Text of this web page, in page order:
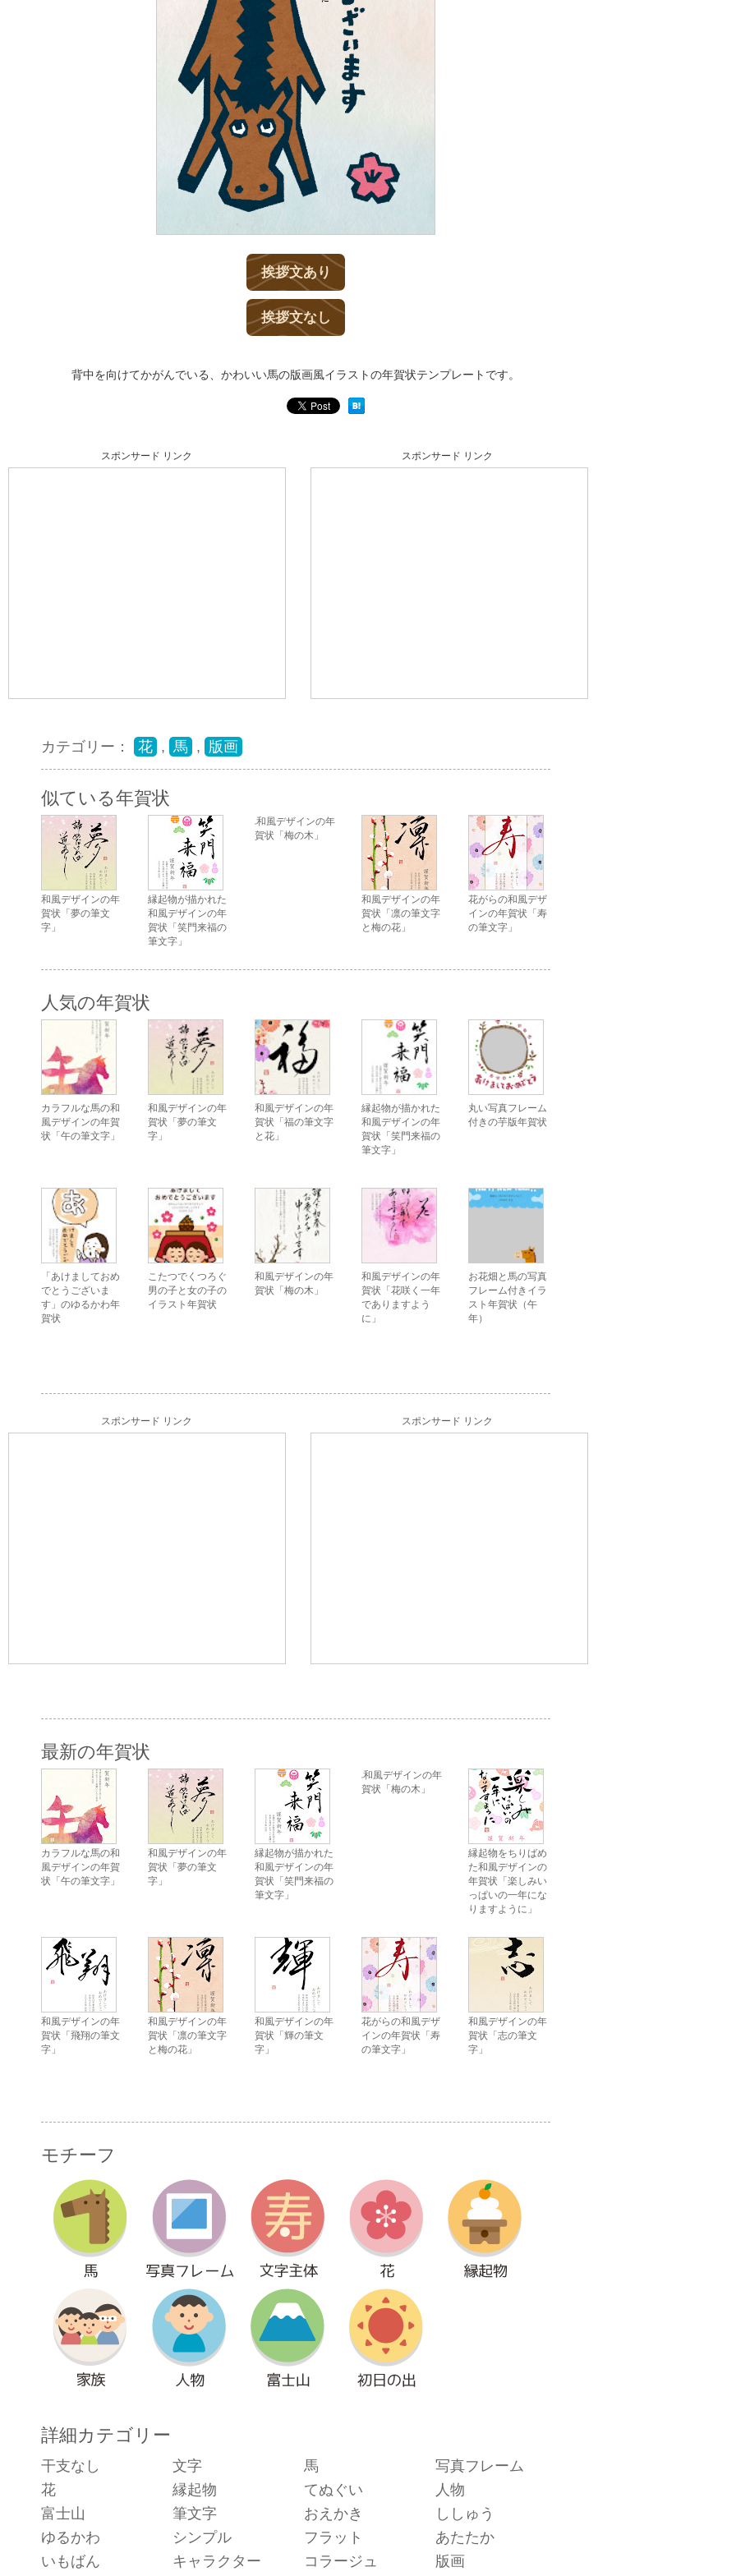
挨拶文あり
挨拶文なし
背中を向けてかがんでいる、かわいい馬の版画風イラストの年賀状テンプレートです。
スポンサード リンク スポンサード リンク
カテゴリー： 花 , 馬 , 版画
似ている年賀状
和風デザインの年
賀状「夢の筆文
字」
縁起物が描かれた
和風デザインの年
賀状「笑門来福の
筆文字」
和風デザインの年
賀状「梅の木」
和風デザインの年
賀状「凛の筆文字
と梅の花」
花がらの和風デザ
インの年賀状「寿
の筆文字」
人気の年賀状
カラフルな馬の和
風デザインの年賀
状「午の筆文字」
和風デザインの年
賀状「夢の筆文
字」
和風デザインの年
賀状「福の筆文字
と花」
縁起物が描かれた
和風デザインの年
賀状「笑門来福の
筆文字」
丸い写真フレーム
付きの芋版年賀状
「あけましておめ
でとうございま
す」のゆるかわ年
賀状
こたつでくつろぐ
男の子と女の子の
イラスト年賀状
和風デザインの年
賀状「梅の木」
和風デザインの年
賀状「花咲く一年
でありますよう
に」
お花畑と馬の写真
フレーム付きイラ
スト年賀状（午
年）
スポンサード リンク スポンサード リンク
最新の年賀状
カラフルな馬の和
風デザインの年賀
状「午の筆文字」
和風デザインの年
賀状「夢の筆文
字」
縁起物が描かれた
和風デザインの年
賀状「笑門来福の
筆文字」
和風デザインの年
賀状「梅の木」
縁起物をちりばめ
た和風デザインの
年賀状「楽しみい
っぱいの一年にな
りますように」
和風デザインの年
賀状「飛翔の筆文
字」
和風デザインの年
賀状「凛の筆文字
と梅の花」
和風デザインの年
賀状「輝の筆文
字」
花がらの和風デザ
インの年賀状「寿
の筆文字」
和風デザインの年
賀状「志の筆文
字」
モチーフ
詳細カテゴリー
干支なし 文字 馬
写真フレーム
花
縁起物 てぬぐい
人物
富士山
筆文字 おえかき
ししゅう
ゆるかわ
シンプル フラット
あたたか
いもばん
キャラクター コラージュ 版画